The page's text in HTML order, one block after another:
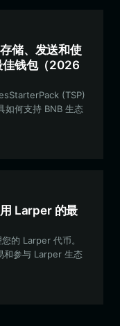
储、发送和使
钱包（2026
(TSP)
如何支持 BNB 生态
Larper 的最
的 Larper 代币。
和参与 Larper 生态